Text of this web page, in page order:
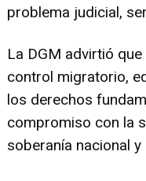
problema judicial,
La DGM advirtió
control migratorio,
los derechos
compromiso con la
soberanía nacional